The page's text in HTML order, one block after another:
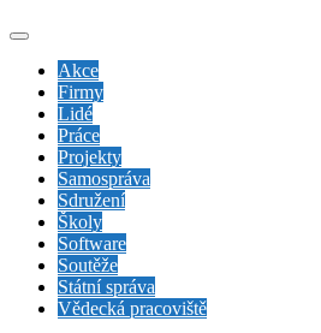
Akce
Firmy
Lidé
Práce
Projekty
Samospráva
Sdružení
Školy
Software
Soutěže
Státní správa
Vědecká pracoviště